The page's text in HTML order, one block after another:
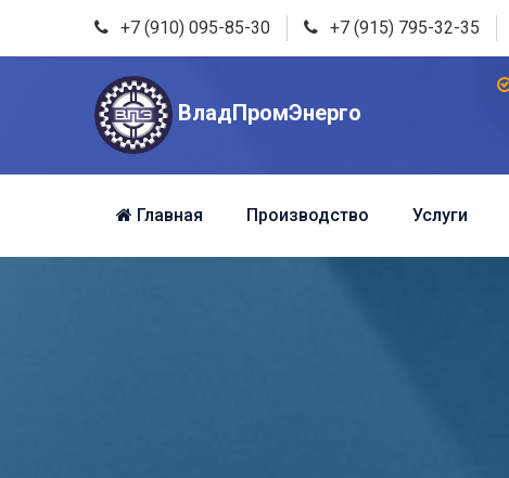
+7 (910) 095-85-30 +7 (915) 795-32-35
ВладПромЭнерго
Главная Производство Услуги